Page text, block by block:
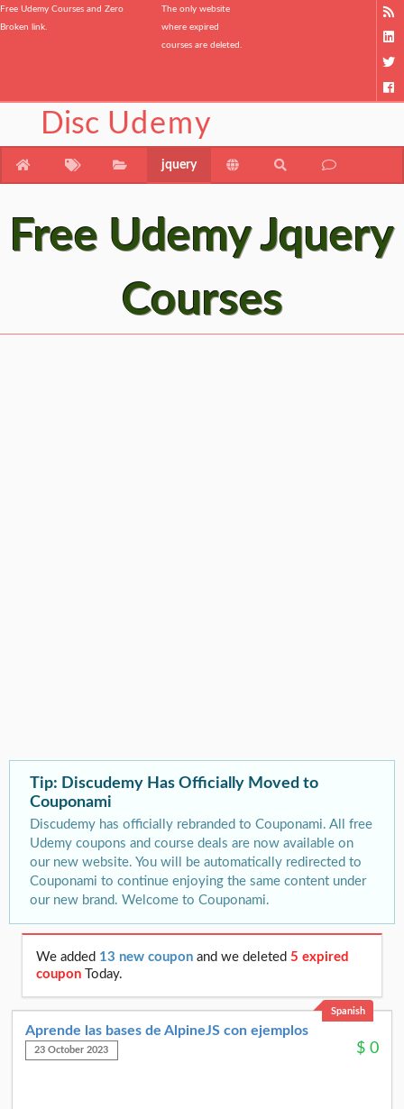
Free Udemy Courses and Zero
Broken link.
The only website
where expired
courses are deleted.
Disc Udemy
jquery
Free Udemy Jquery
Courses
Tip: Discudemy Has Officially Moved to
Couponami
Discudemy has officially rebranded to Couponami. All free
Udemy coupons and course deals are now available on
our new website. You will be automatically redirected to
Couponami to continue enjoying the same content under
our new brand. Welcome to Couponami.
We added 13 new couponand we deleted5 expired
coupon Today.
Spanish
Aprende las bases de AlpineJS con ejemplos
23 October 2023 $ 0